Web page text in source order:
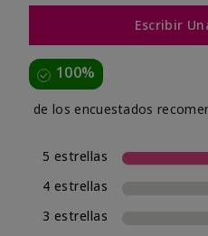
Escribir
100%
de los encuestados
5 estrellas
4 estrellas
3 estrellas